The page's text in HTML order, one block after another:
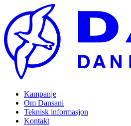
Kampanje
Om Dansani
Teknisk informasjon
Kontakt